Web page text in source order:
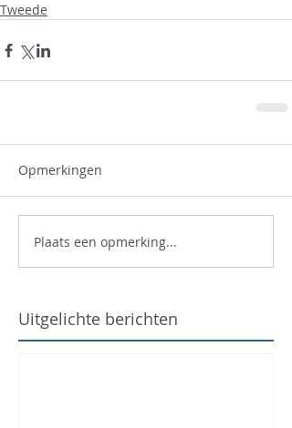
Tweede
Opmerkingen
Plaats een opmerking...
Uitgelichte berichten